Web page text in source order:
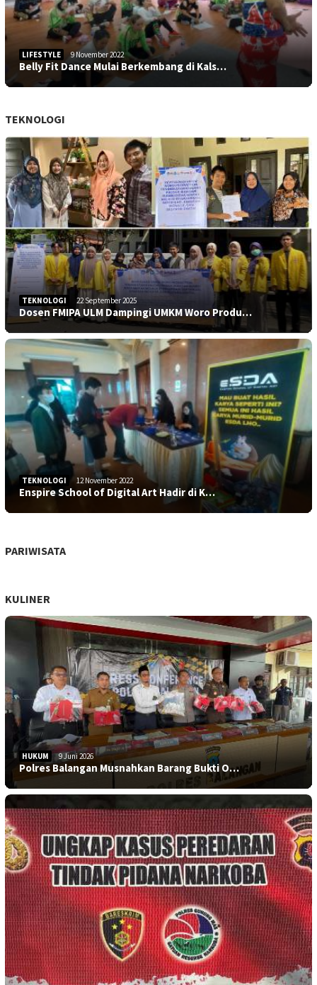
LIFESTYLE 9 November 2022
Belly Fit Dance Mulai Berkembang di Kals…
TEKNOLOGI
TEKNOLOGI 22 September 2025
Dosen FMIPA ULM Dampingi UMKM Woro Produ…
TEKNOLOGI 12 November 2022
Enspire School of Digital Art Hadir di K…
PARIWISATA
KULINER
HUKUM 9 Juni 2026
Polres Balangan Musnahkan Barang Bukti O…